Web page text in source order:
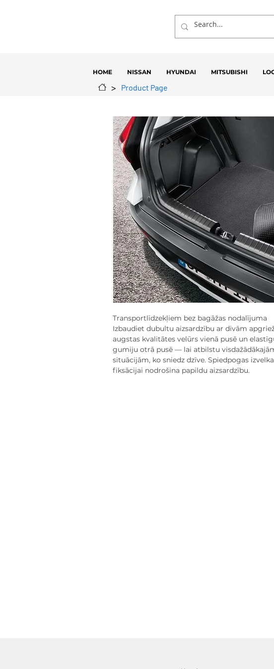
> Product Page
HOME NISSAN HYUNDAI MITSUBISHI
Transportlīdzekļiem bez bagāžas nodalījuma
Izbaudiet dubultu aizsardzību ar divām
augstas kvalitātes velūrs vienā pusē un
gumiju otrā pusē — lai atbilstu
situācijām, ko sniedz dzīve. Spiedpogas
fiksācijai nodrošina papildu aizsardzību.